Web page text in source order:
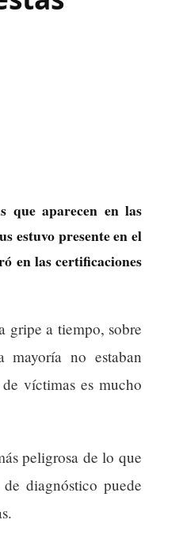
que aparecen en las
estuvo presente en el
en las certificaciones
gripe a tiempo, sobre
mayoría no estaban
víctimas es mucho
peligrosa de lo que
diagnóstico puede